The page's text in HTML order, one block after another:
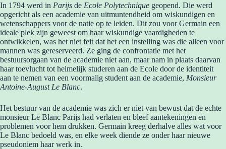
In 1794 werd in Parijs de Ecole Polytechnique geopend. Die werd
opgericht als een academie van uitmuntendheid om wiskundigen en
wetenschappers voor de natie op te leiden. Dit zou voor Germain een
ideale plek zijn geweest om haar wiskundige vaardigheden te
ontwikkelen, was het niet feit dat het een instelling was die alleen voor
mannen was gereserveerd. Ze ging de confrontatie met het
bestuursorgaan van de academie niet aan, maar nam in plaats daarvan
haar toevlucht tot heimelijk studeren aan de Ecole door de identiteit
aan te nemen van een voormalig student aan de academie, Monsieur
Antoine-August Le Blanc.
Het bestuur van de academie was zich er niet van bewust dat de echte
monsieur Le Blanc Parijs had verlaten en bleef aantekeningen en
problemen voor hem drukken. Germain kreeg derhalve alles wat voor
Le Blanc bedoeld was, en elke week diende ze onder haar nieuwe
pseudoniem haar werk in.